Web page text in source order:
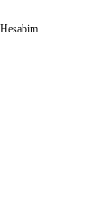
Hesabim